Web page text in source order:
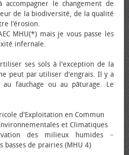
le changement de
de la biodiversité, de la qualité
l’érosion.
MHU(*) mais je vous passe les
infernale.
ses sols à l'exception de la
peut par utiliser d'engrais. Il y a
fauchage ou au pâturage. Le
d'Exploitation en Commun
et Climatiques
des milieux humides −
basses de prairies (MHU 4)